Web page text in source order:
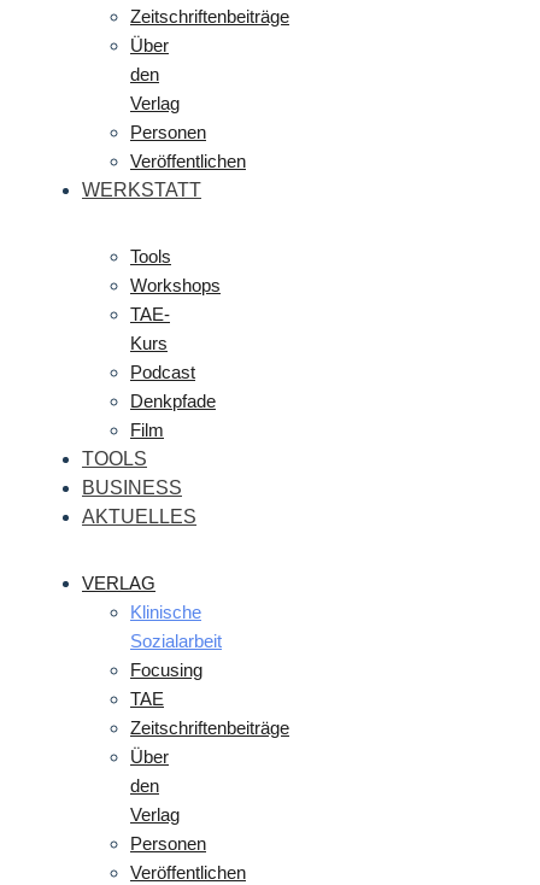
Zeitschriftenbeiträge
Über
den
Verlag
Personen
Veröffentlichen
WERKSTATT
Tools
Workshops
TAE-
Kurs
Podcast
Denkpfade
Film
TOOLS
BUSINESS
AKTUELLES
VERLAG
Klinische
Sozialarbeit
Focusing
TAE
Zeitschriftenbeiträge
Über
den
Verlag
Personen
Veröffentlichen